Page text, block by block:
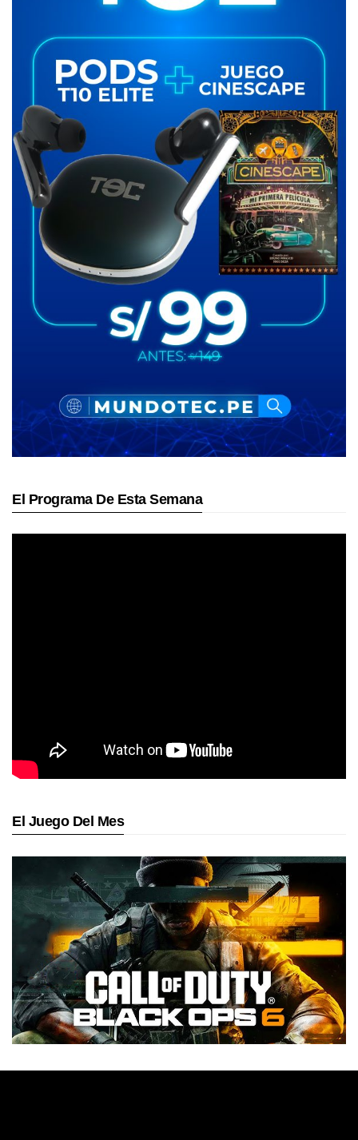
El Programa De Esta Semana
El Juego Del Mes